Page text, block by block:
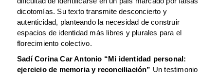
dicotomías. Su texto transmite desconcierto y
autenticidad, planteando la necesidad de construir
espacios de identidad más libres y plurales para el
florecimiento colectivo.
Sadí Corina Car Antonio “Mi identidad personal:
ejercicio de memoria y reconciliación” Un testimonio